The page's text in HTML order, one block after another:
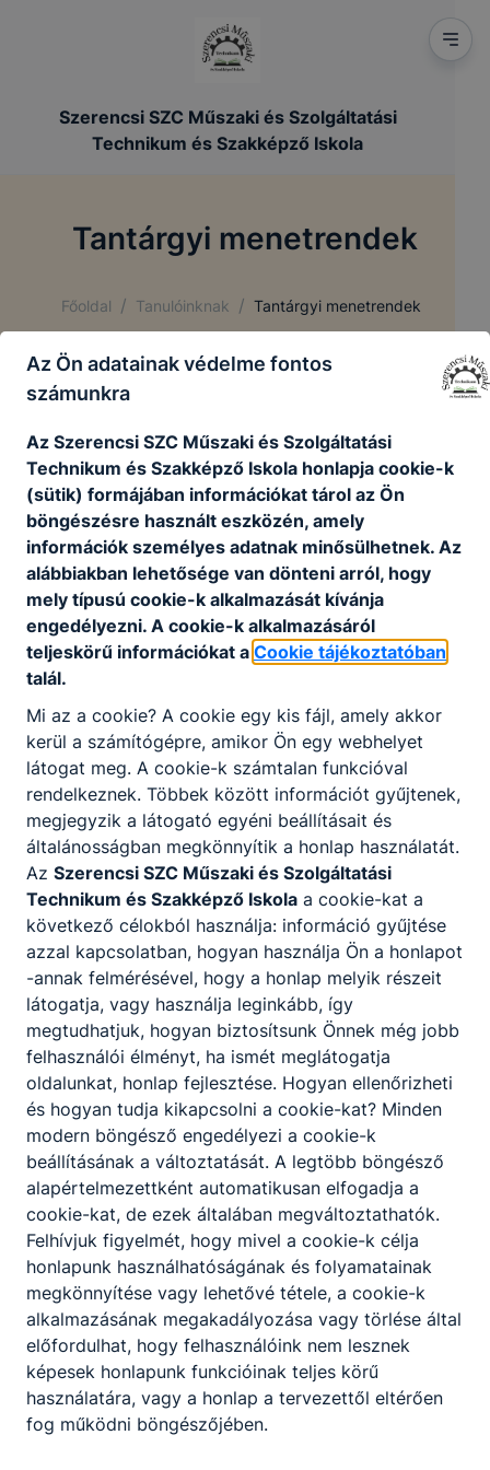
Szerencsi SZC Műszaki és Szolgáltatási
Technikum és Szakképző Iskola
Tantárgyi menetrendek
Főoldal / Tanulóinknak / Tantárgyi menetrendek
Aktuális információ
Értékelési, mérési valamint vizsgaszabályzat
Partnereink
Az Ön adatainak védelme fontos
számunkra
Az Szerencsi SZC Műszaki és Szolgáltatási
Technikum és Szakképző Iskola honlapja cookie-k
(sütik) formájában információkat tárol az Ön
böngészésre használt eszközén, amely
információk személyes adatnak minősülhetnek. Az
alábbiakban lehetősége van dönteni arról, hogy
mely típusú cookie-k alkalmazását kívánja
engedélyezni. A cookie-k alkalmazásáról
teljeskörű információkat a Cookie tájékoztatóban
talál.
Mi az a cookie? A cookie egy kis fájl, amely akkor
kerül a számítógépre, amikor Ön egy webhelyet
látogat meg. A cookie-k számtalan funkcióval
rendelkeznek. Többek között információt gyűjtenek,
megjegyzik a látogató egyéni beállításait és
általánosságban megkönnyítik a honlap használatát.
Az Szerencsi SZC Műszaki és Szolgáltatási
Technikum és Szakképző Iskola a cookie-kat a
következő célokból használja: információ gyűjtése
azzal kapcsolatban, hogyan használja Ön a honlapot
-annak felmérésével, hogy a honlap melyik részeit
látogatja, vagy használja leginkább, így
megtudhatjuk, hogyan biztosítsunk Önnek még jobb
felhasználói élményt, ha ismét meglátogatja
oldalunkat, honlap fejlesztése. Hogyan ellenőrizheti
és hogyan tudja kikapcsolni a cookie-kat? Minden
modern böngésző engedélyezi a cookie-k
beállításának a változtatását. A legtöbb böngésző
alapértelmezettként automatikusan elfogadja a
cookie-kat, de ezek általában megváltoztathatók.
Felhívjuk figyelmét, hogy mivel a cookie-k célja
honlapunk használhatóságának és folyamatainak
megkönnyítése vagy lehetővé tétele, a cookie-k
alkalmazásának megakadályozása vagy törlése által
előfordulhat, hogy felhasználóink nem lesznek
képesek honlapunk funkcióinak teljes körű
használatára, vagy a honlap a tervezettől eltérően
fog működni böngészőjében.